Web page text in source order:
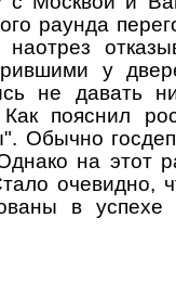
раунда
у
не давать
пояснил
Обычно
на этот
очевидно,
в